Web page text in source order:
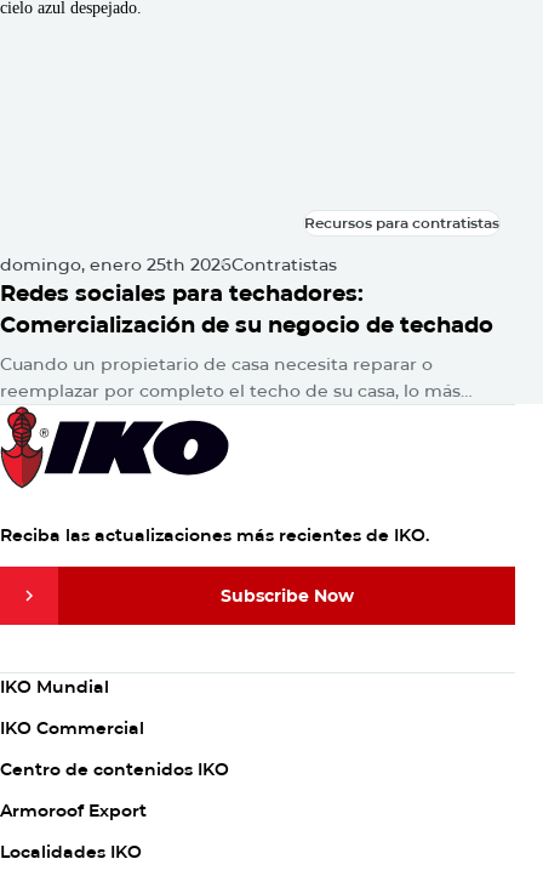
Recursos para contratistas
domingo, enero 25th 2026Contratistas
Redes sociales para techadores:
Comercialización de su negocio de techado
Cuando un propietario de casa necesita reparar o
reemplazar por completo el techo de su casa, lo más
probable es que consulte en Google para encontrar
respuestas. Luego,…
Reciba las actualizaciones más recientes de IKO.
Subscribe Now
Column
IKO Mundial
IKO Commercial
Centro de contenidos IKO
Armoroof Export
Column
Localidades IKO